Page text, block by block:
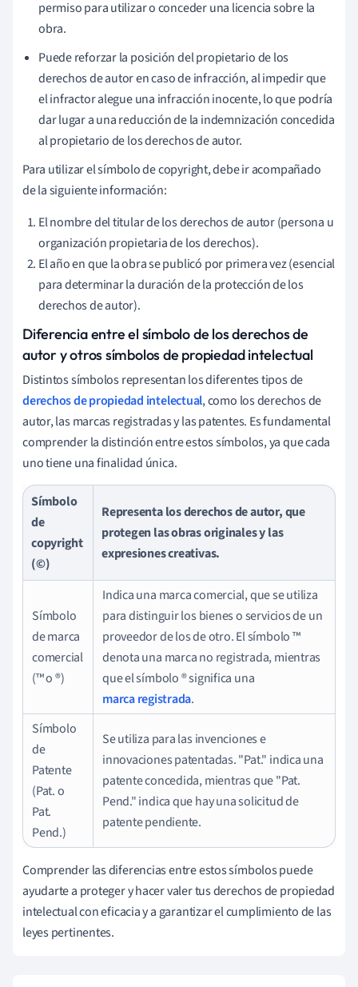
permiso para utilizar o conceder una licencia sobre la
obra.
Puede reforzar la posición del propietario de los
derechos de autor en caso de infracción, al impedir que
el infractor alegue una infracción inocente, lo que podría
dar lugar a una reducción de la indemnización concedida
al propietario de los derechos de autor.
Para utilizar el símbolo de copyright, debe ir acompañado
de la siguiente información:
El nombre del titular de los derechos de autor (persona u
organización propietaria de los derechos).
El año en que la obra se publicó por primera vez (esencial
para determinar la duración de la protección de los
derechos de autor).
Diferencia entre el símbolo de los derechos de
autor y otros símbolos de propiedad intelectual
Distintos símbolos representan los diferentes tipos de
derechos de propiedad intelectual, como los derechos de
autor, las marcas registradas y las patentes. Es fundamental
comprender la distinción entre estos símbolos, ya que cada
uno tiene una finalidad única.
Símbolo
de
copyright
(©)
Representa los derechos de autor, que
protegen las obras originales y las
expresiones creativas.
Símbolo
de marca
comercial
(™ o ®)
Indica una marca comercial, que se utiliza
para distinguir los bienes o servicios de un
proveedor de los de otro. El símbolo ™
denota una marca no registrada, mientras
que el símbolo ® significa una
marca registrada.
Símbolo
de
Patente
(Pat. o
Pat.
Pend.)
Se utiliza para las invenciones e
innovaciones patentadas. "Pat." indica una
patente concedida, mientras que "Pat.
Pend." indica que hay una solicitud de
patente pendiente.
Comprender las diferencias entre estos símbolos puede
ayudarte a proteger y hacer valer tus derechos de propiedad
intelectual con eficacia y a garantizar el cumplimiento de las
leyes pertinentes.